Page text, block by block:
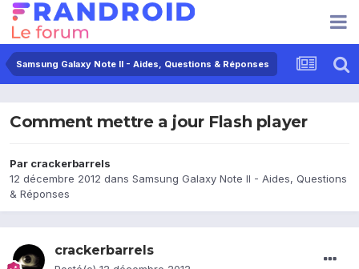
Samsung Galaxy Note II - Aides, Questions & Réponses
Comment mettre a jour Flash player
Par crackerbarrels
12 décembre 2012 dans Samsung Galaxy Note II - Aides, Questions
& Réponses
crackerbarrels